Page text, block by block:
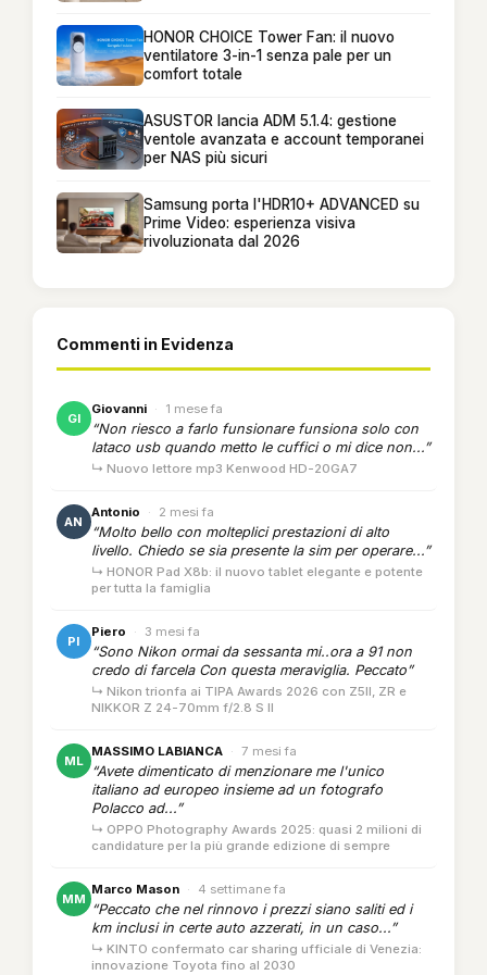
HONOR CHOICE Tower Fan: il nuovo
ventilatore 3-in-1 senza pale per un
comfort totale
ASUSTOR lancia ADM 5.1.4: gestione
ventole avanzata e account temporanei
per NAS più sicuri
Samsung porta l'HDR10+ ADVANCED su
Prime Video: esperienza visiva
rivoluzionata dal 2026
Commenti in Evidenza
GI
Giovanni · 1 mese fa
“Non riesco a farlo funsionare funsiona solo con
lataco usb quando metto le cuffici o mi dice non...”
↳ Nuovo lettore mp3 Kenwood HD-20GA7
AN
Antonio · 2 mesi fa
“Molto bello con molteplici prestazioni di alto
livello. Chiedo se sia presente la sim per operare...”
↳ HONOR Pad X8b: il nuovo tablet elegante e potente
per tutta la famiglia
PI
Piero · 3 mesi fa
“Sono Nikon ormai da sessanta mi..ora a 91 non
credo di farcela Con questa meraviglia. Peccato”
↳ Nikon trionfa ai TIPA Awards 2026 con Z5II, ZR e
NIKKOR Z 24-70mm f/2.8 S II
ML
MASSIMO LABIANCA · 7 mesi fa
“Avete dimenticato di menzionare me l'unico
italiano ad europeo insieme ad un fotografo
Polacco ad...”
↳ OPPO Photography Awards 2025: quasi 2 milioni di
candidature per la più grande edizione di sempre
MM
Marco Mason · 4 settimane fa
“Peccato che nel rinnovo i prezzi siano saliti ed i
km inclusi in certe auto azzerati, in un caso...”
↳ KINTO confermato car sharing ufficiale di Venezia:
innovazione Toyota fino al 2030